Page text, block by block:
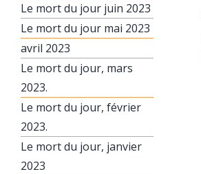
Le mort du jour juin 2023
Le mort du jour mai 2023
avril 2023
Le mort du jour, mars
2023.
Le mort du jour, février
2023.
Le mort du jour, janvier
2023